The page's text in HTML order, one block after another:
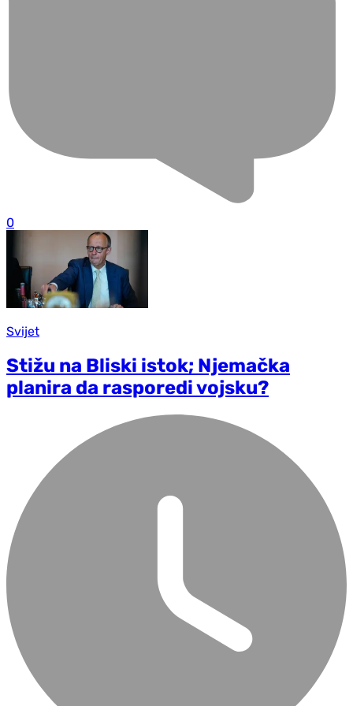
0
Svijet
Stižu na Bliski istok; Njemačka
planira da rasporedi vojsku?